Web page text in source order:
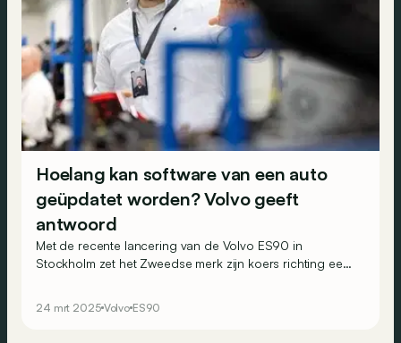
Hoelang kan software van een auto
geüpdatet worden? Volvo geeft
antwoord
Met de recente lancering van de Volvo ES90 in
Stockholm zet het Zweedse merk zijn koers richting een
over het hoofd geziene, cruciale vraag op: hoelang kan
24 mrt 2025 Volvo ES90